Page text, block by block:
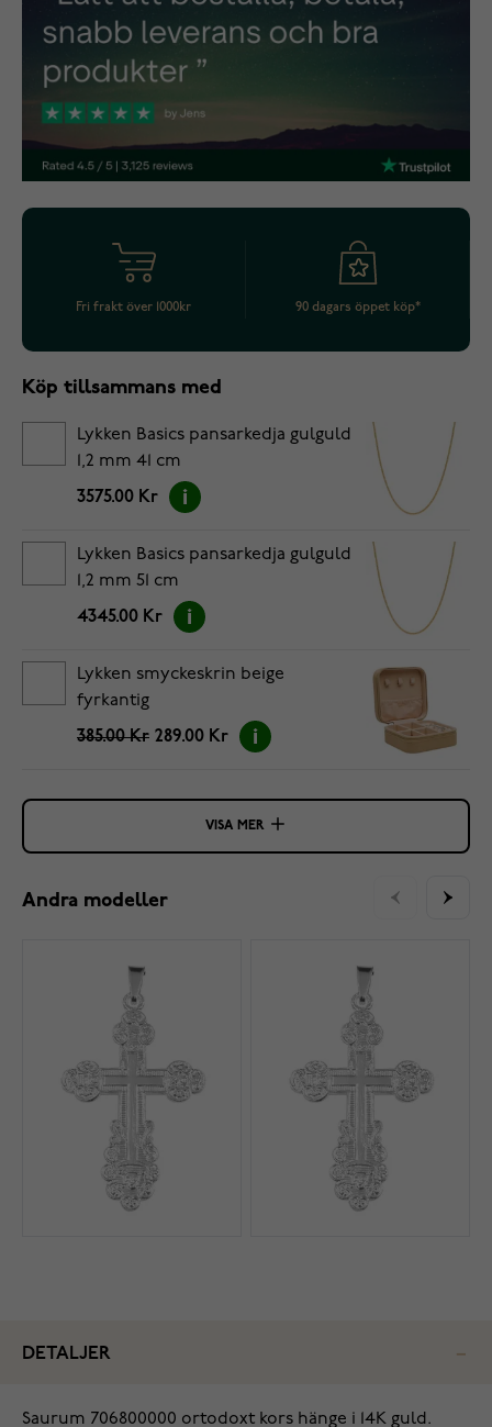
Fri frakt över 1000kr 90 dagars öppet köp*
Köp tillsammans med
Lykken Basics pansarkedja gulguld
1,2 mm 41 cm
3575.00 Kr
Lykken Basics pansarkedja gulguld
1,2 mm 51 cm
4345.00 Kr
Lykken smyckeskrin beige
fyrkantig
385.00 Kr 289.00 Kr
VISA MER
Andra modeller
DETALJER
Saurum 706800000 ortodoxt kors hänge i 14K guld.